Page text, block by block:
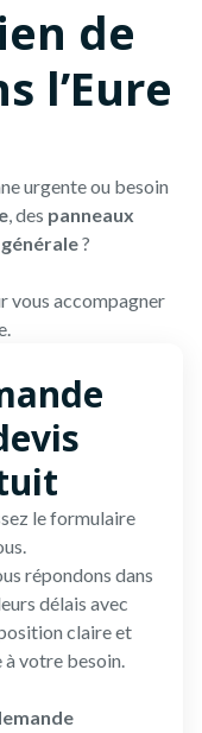
de
l’Eure
urgente ou besoin
, des panneaux
?
vous accompagner
le formulaire
répondons dans
délais avec
claire et
à votre besoin.